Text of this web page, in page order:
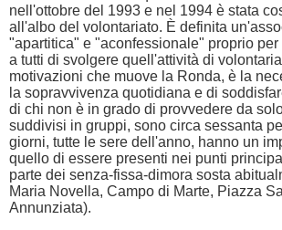
nell'ottobre del 1993 e nel 1994 è stata
all'albo del volontariato. È definita
"apartitica" e "aconfessionale" proprio
a tutti di svolgere quell'attività di
motivazioni che muove la Ronda, è la
la sopravvivenza quotidiana e di
di chi non è in grado di provvedere da
suddivisi in gruppi, sono circa sessanta
giorni, tutte le sere dell'anno, hanno un
quello di essere presenti nei punti
parte dei senza-fissa-dimora sosta
Maria Novella, Campo di Marte, Piazza
Annunziata).